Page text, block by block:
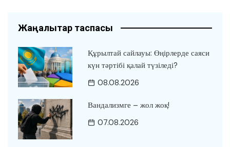
Жаңалықтар таспасы
Құрылтай сайлауы: Өңірлерде саяси
күн тәртібі қалай түзіледі?
08.08.2026
Вандализмге – жол жоқ!
07.08.2026